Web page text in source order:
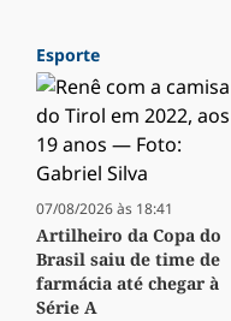
Esporte
07/08/2026 às 18:41
Artilheiro da Copa do
Brasil saiu de time de
farmácia até chegar à
Série A